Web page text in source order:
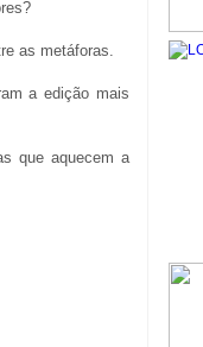
as metáforas.
a edição mais
que aquecem a